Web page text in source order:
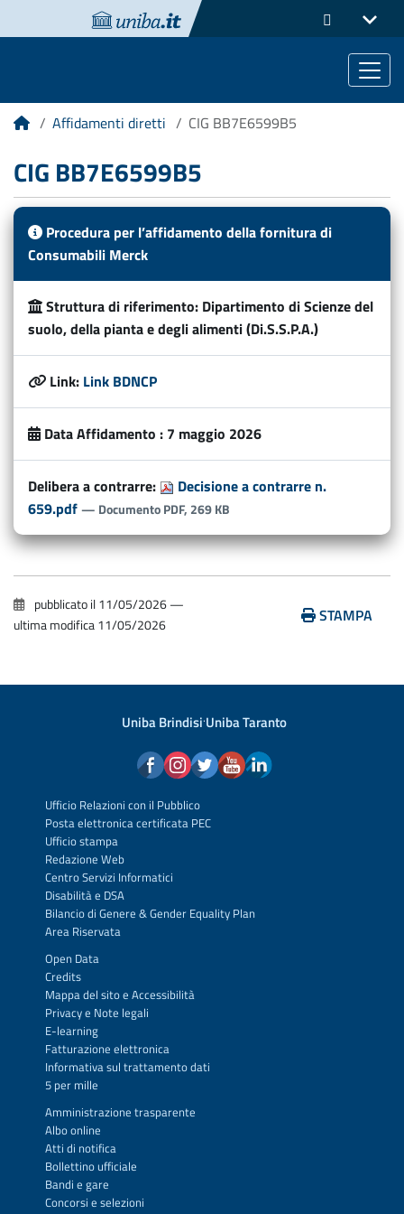
HomeAffidamenti diretti CIG BB7E6599B5
CIG BB7E6599B5
Procedura per l’affidamento della fornitura di
Consumabili Merck
Struttura di riferimento: Dipartimento di Scienze del
suolo, della pianta e degli alimenti (Di.S.S.P.A.)
Link: Link BDNCP
Data Affidamento : 7 maggio 2026
Delibera a contrarre:
Decisione a contrarre n.
659.pdf — Documento PDF, 269 KB
pubblicato il11/05/2026—
ultima modifica11/05/2026 STAMPA
Uniba Brindisi·Uniba Taranto
Ufficio Relazioni con il Pubblico
Posta elettronica certificata PEC
Ufficio stampa
Redazione Web
Centro Servizi Informatici
Disabilità e DSA
Bilancio di Genere & Gender Equality Plan
Area Riservata
Open Data
Credits
Mappa del sitoe Accessibilità
Privacye Note legali
E-learning
Fatturazione elettronica
Informativa sul trattamento dati
5 per mille
Amministrazione trasparente
Albo online
Atti di notifica
Bollettino ufficiale
Bandi e gare
Concorsi e selezioni